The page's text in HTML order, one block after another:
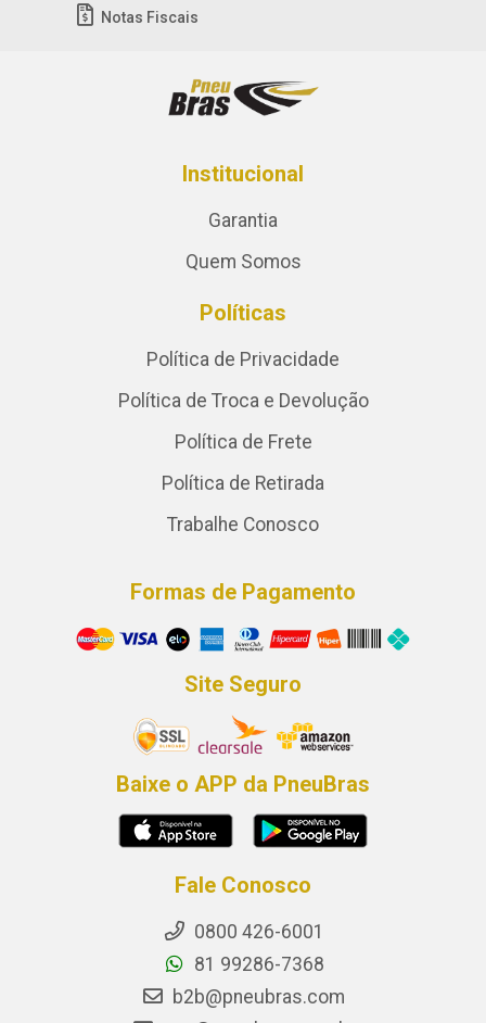
Notas Fiscais
Institucional
Garantia
Quem Somos
Políticas
Política de Privacidade
Política de Troca e Devolução
Política de Frete
Política de Retirada
Trabalhe Conosco
Formas de Pagamento
Site Seguro
Baixe o APP da PneuBras
Fale Conosco
0800 426-6001
81 99286-7368
b2b@pneubras.com